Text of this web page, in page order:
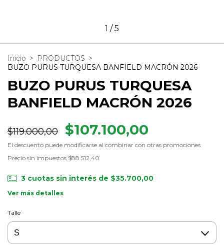
1 /5
Inicio > PRODUCTOS >
BUZO PURUS TURQUESA BANFIELD MACRÓN 2026
BUZO PURUS TURQUESA
BANFIELD MACRÓN 2026
$119.000,00 $107.100,00
El descuento puede modificarse al combinar con otras promociones.
Precio sin impuestos $88.512,40
3 cuotas sin interés de $35.700,00
Ver más detalles
Talle